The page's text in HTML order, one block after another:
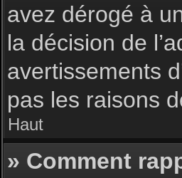
avez dérogé à
la décision de
avertissements
pas les raisons
Haut
» Comment